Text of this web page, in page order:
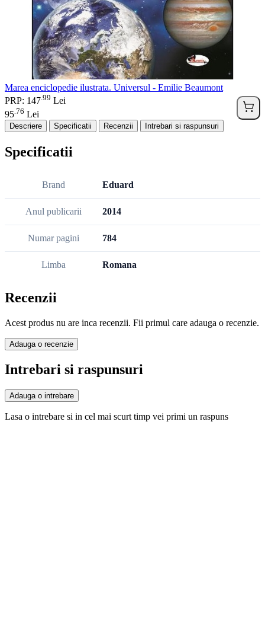
Marea enciclopedie ilustrata. Universul - Emilie Beaumont
PRP: 147 99 Lei
95 76 Lei
Descriere Specificatii Recenzii Intrebari si raspunsuri
Specificatii
Brand Eduard
Anul publicarii 2014
Numar pagini 784
Limba Romana
Recenzii
Acest produs nu are inca recenzii. Fii primul care adauga o recenzie.
Adauga o recenzie
Intrebari si raspunsuri
Adauga o intrebare
Lasa o intrebare si in cel mai scurt timp vei primi un raspuns